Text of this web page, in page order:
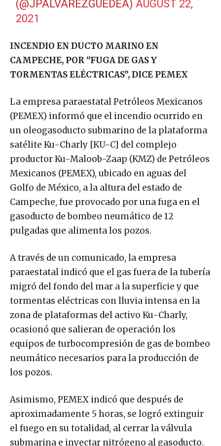
(@JPALVAREZGUEDEA) AUGUST 22,
2021
INCENDIO EN DUCTO MARINO EN
CAMPECHE, POR “FUGA DE GAS Y
TORMENTAS ELÉCTRICAS”, DICE PEMEX
La empresa paraestatal Petróleos Mexicanos
(PEMEX) informó que el incendio ocurrido en
un oleogasoducto submarino de la plataforma
satélite Ku-Charly [KU-C] del complejo
productor Ku-Maloob-Zaap (KMZ) de Petróleos
Mexicanos (PEMEX), ubicado en aguas del
Golfo de México, a la altura del estado de
Campeche, fue provocado por una fuga en el
gasoducto de bombeo neumático de 12
pulgadas que alimenta los pozos.
A través de un comunicado, la empresa
paraestatal indicó que el gas fuera de la tubería
migró del fondo del mar a la superficie y que
tormentas eléctricas con lluvia intensa en la
zona de plataformas del activo Ku-Charly,
ocasionó que salieran de operación los
equipos de turbocompresión de gas de bombeo
neumático necesarios para la producción de
los pozos.
Asimismo, PEMEX indicó que después de
aproximadamente 5 horas, se logró extinguir
el fuego en su totalidad, al cerrar la válvula
submarina e inyectar nitrógeno al gasoducto.